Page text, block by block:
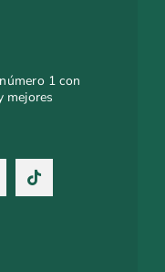
1 con
mejores